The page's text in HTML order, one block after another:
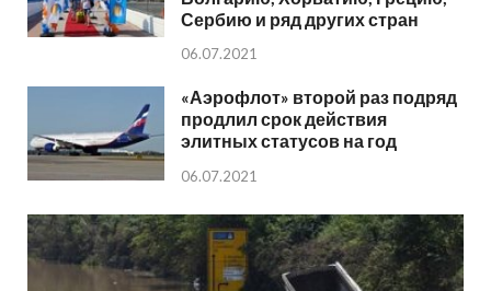
Сербию и ряд других стран
06.07.2021
«Аэрофлот» второй раз подряд
продлил срок действия
элитных статусов на год
06.07.2021